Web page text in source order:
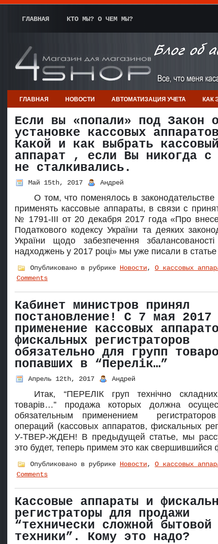
ГЛАВНАЯ КТО МЫ? О ЧЕМ МЫ?
ГЛАВНАЯ НОВОСТИ АВТОМАТИЗАЦИЯ УЧЕТА КАК
Если вы «попали» под Закон
установке кассовых
Какой и как выбрать
аппарат , если Вы никогда с
не сталкивались.
Май 15th, 2017 Андрей
О том, что поменялось в
применять кассовые аппараты, в связи с
№ 1791-ІІІ от 20 декабря 2017 года «Про
Податкового кодексу України та деяких
України щодо забезпечення
надходжень у 2017 році» мы уже писали в статье
Опубликовано в рубрике Новости, О кассовых
Comments
Кабинет министров принял
постановление! С 7 мая 2017
применение кассовых
фискальных регистраторов
обязательно для групп
попавших в “Перелік…”
Апрель 12th, 2017 Андрей
Итак, “ПЕРЕЛІК груп технічно
товарів…” продажа которых должна
обязательным применением
операций (кассовых аппаратов, фискальных
У-ТВЕР-ЖДЕН! В предыдущей статье, мы
это будет, теперь примем это как свершившийся
Опубликовано в рубрике Новости, О кассовых
Comments
Кассовые аппараты и
регистраторы для продажи
“технически сложной бытовой
техники”. Кому это надо?